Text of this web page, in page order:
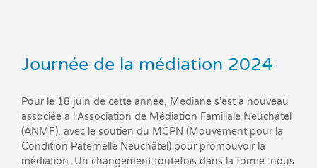
Journée de la médiation 2024
Pour le 18 juin de cette année, Médiane s'est à nouveau
associée à l'Association de Médiation Familiale Neuchâtel
(ANMF), avec le soutien du MCPN (Mouvement pour la
Condition Paternelle Neuchâtel) pour promouvoir la
médiation. Un changement toutefois dans la forme: nous